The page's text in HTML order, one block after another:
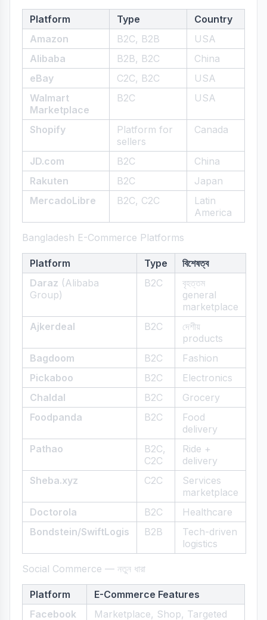
Platform Type
Country
Amazon
B2C, B2B
USA
Alibaba
B2B, B2C
China
eBay
C2C, B2C
USA
Walmart
Marketplace
B2C USA
Shopify
Platform for
sellers
Canada
JD.com B2C
China
Rakuten
B2C
Japan
MercadoLibre
B2C, C2C
Latin
America
Bangladesh E-Commerce Platforms
Platform Type
বিশেষত্ব
Daraz (Alibaba
Group)
B2C
বৃহত্তম
general
marketplace
Ajkerdeal
B2C
দেশীয়
products
Bagdoom
B2C
Fashion
Pickaboo
B2C
Electronics
Chaldal
B2C
Grocery
Foodpanda
B2C
Food
delivery
Pathao
B2C,
C2C
Ride +
delivery
Sheba.xyz
C2C
Services
marketplace
Doctorola
B2C
Healthcare
Bondstein/SwiftLogis
B2B
Tech-driven
logistics
Social Commerce — নতুন ধারা
Platform
E-Commerce Features
Facebook
Marketplace, Shop, Targeted